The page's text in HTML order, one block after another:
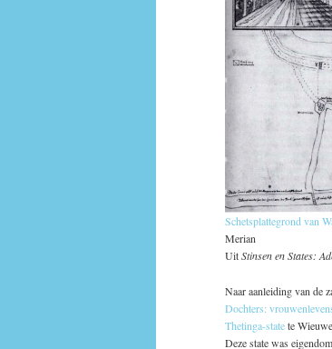
Schetsplattegrond van
Merian
UitStinsen en States:
Naar aanleiding van de
Dochters:
Thetinga-statete
Deze state was